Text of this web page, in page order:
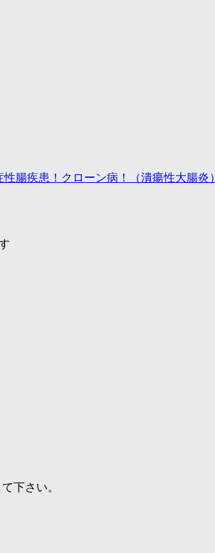
腸疾患！クローン病！（潰瘍性大腸炎
下さい。